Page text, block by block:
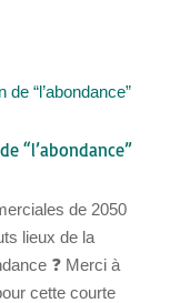
“l’abondance”
de 2050
lieux de la
❓ Merci à
cette courte